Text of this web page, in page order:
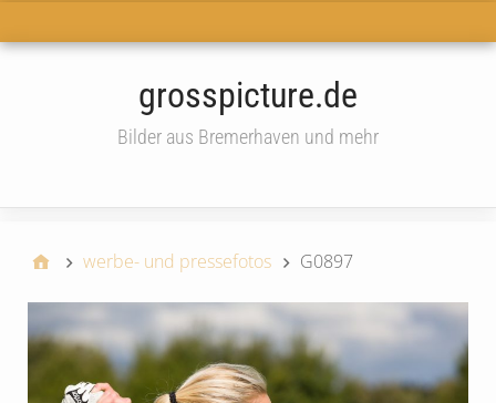
grosspicture.de
Bilder aus Bremerhaven und mehr
werbe- und pressefotos G0897